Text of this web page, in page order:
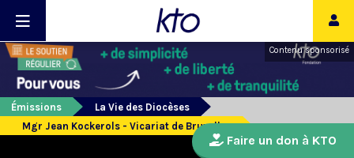
Contenu sponsorisé
Émissions
La Vie des Diocèses
Mgr Jean Kockerols - Vicariat de Bruxelles
Faire un don à KTO